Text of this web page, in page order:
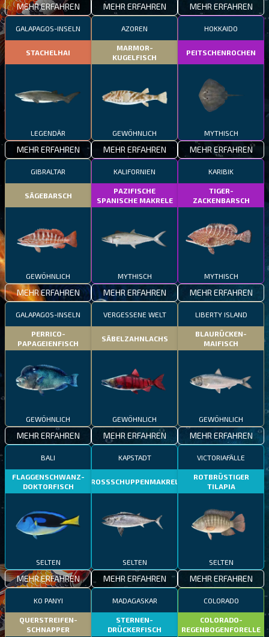
MEHR ERFAHREN MEHR ERFAHREN MEHR ERFAHREN
GALAPAGOS-INSELN
STACHELHAI
LEGENDÄR
MEHR ERFAHREN
AZOREN
MARMOR-
KUGELFISCH
GEWÖHNLICH
MEHR ERFAHREN
HOKKAIDO
PEITSCHENROCHEN
MYTHISCH
MEHR ERFAHREN
GIBRALTAR
SÄGEBARSCH
GEWÖHNLICH
MEHR ERFAHREN
KALIFORNIEN
PAZIFISCHE
SPANISCHE MAKRELE
MYTHISCH
MEHR ERFAHREN
KARIBIK
TIGER-
ZACKENBARSCH
MYTHISCH
MEHR ERFAHREN
GALAPAGOS-INSELN
PERRICO-
PAPAGEIENFISCH
GEWÖHNLICH
MEHR ERFAHREN
VERGESSENE WELT
SÄBELZAHNLACHS
GEWÖHNLICH
MEHR ERFAHREN
LIBERTY ISLAND
BLAURÜCKEN-
MAIFISCH
GEWÖHNLICH
MEHR ERFAHREN
BALI
FLAGGENSCHWANZ-
DOKTORFISCH
SELTEN
MEHR ERFAHREN
KAPSTADT
GROSSSCHUPPENMAKRELE
SELTEN
MEHR ERFAHREN
VICTORIAFÄLLE
ROTBRÜSTIGER
TILAPIA
SELTEN
MEHR ERFAHREN
KO PANYI
QUERSTREIFEN-
SCHNAPPER
MADAGASKAR
STERNEN-
DRÜCKERFISCH
COLORADO
COLORADO-
REGENBOGENFORELLE